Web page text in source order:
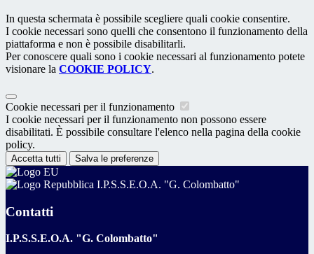
In questa schermata è possibile scegliere quali cookie consentire.
I cookie necessari sono quelli che consentono il funzionamento della
piattaforma e non è possibile disabilitarli.
Per conoscere quali sono i cookie necessari al funzionamento potete
visionare la COOKIE POLICY.
Cookie necessari per il funzionamento
I cookie necessari per il funzionamento non possono essere
disabilitati. È possibile consultare l'elenco nella pagina della cookie
policy.
Accetta tutti Salva le preferenze
I.P.S.S.E.O.A. "G. Colombatto"
Contatti
I.P.S.S.E.O.A. "G. Colombatto"